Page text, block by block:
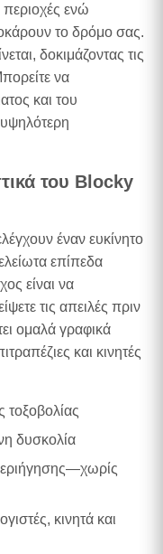
περιοχές ενώ
το δρόμο σας.
δοκιμάζοντας τις
να
και του
του Blocky
έναν ευκίνητο
επίπεδα
είναι να
τις απειλές πριν
ομαλά γραφικά
και κινητές
τοξοβολίας
δυσκολία
κινητά και